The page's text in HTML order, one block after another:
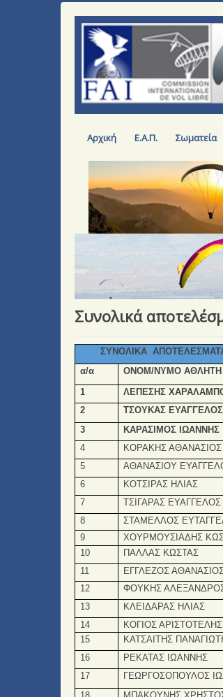
Αρχική Ε.Α.Π. Σωματεία
Συνολικά
ΣΥΝΟΛΙΚΑ
α/α
ΟΝΟΜ/ΝΥΜΟ ΑΘΛΗΤΗ
1
ΛΕΠΕΣΗΣ
2
ΤΣΟΥΚΑΣ ΕΥΑΓΓΕΛΟΣ
3
ΚΑΡΑΣΙΜΟΣ ΙΩΑΝΝΗΣ
4
ΚΟΡΑΚΗΣ ΑΘΑΝΑΣΙΟΣ
5
ΑΘΑΝΑΣΙΟΥ
6
ΚΟΤΣΙΡΑΣ ΗΛΙΑΣ
7
ΤΣΙΓΑΡΑΣ ΕΥΑΓΓΕΛΟΣ
8
ΣΤΑΜΕΛΛΟΣ
9
ΧΟΥΡΜΟΥΣΙΑΔΗΣ
10
ΠΑΛΛΑΣ ΚΩΣΤΑΣ
11
ΕΓΓΛΕΖΟΣ
12
ΦΟΥΚΗΣ
13
ΚΛΕΙΔΑΡΑΣ ΗΛΙΑΣ
14
ΚΟΓΙΟΣ ΑΡΙΣΤΟΤΕΛΗΣ
15
ΚΑΤΣΑΙΤΗΣ
16
ΡΕΚΑΤΑΣ ΙΩΑΝΝΗΣ
17
ΓΕΩΡΓΟΣΟΠΟΥΛΟΣ